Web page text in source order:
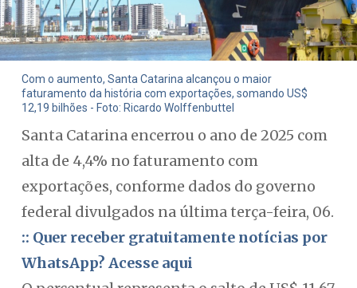
Com o aumento, Santa Catarina alcançou o maior
faturamento da história com exportações, somando US$
12,19 bilhões - Foto: Ricardo Wolffenbuttel
Santa Catarina encerrou o ano de 2025 com
alta de 4,4% no faturamento com
exportações, conforme dados do governo
federal divulgados na última terça-feira, 06.
:: Quer receber gratuitamente notícias por
WhatsApp? Acesse aqui